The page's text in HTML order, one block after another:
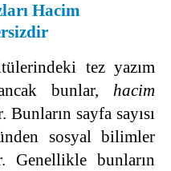
Hacim
tez yazım
bunlar, hacim
Bunların sayfa sayısı
sosyal bilimler
Genellikle bunların